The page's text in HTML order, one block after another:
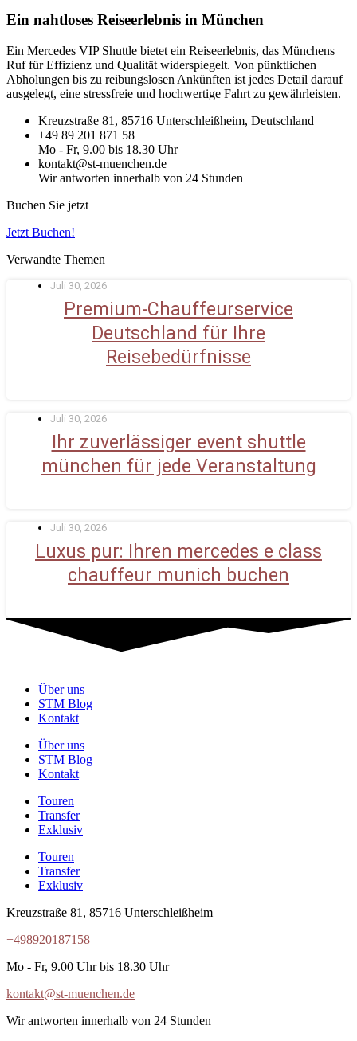
Ein nahtloses Reiseerlebnis in München
Ein Mercedes VIP Shuttle bietet ein Reiseerlebnis, das Münchens
Ruf für Effizienz und Qualität widerspiegelt. Von pünktlichen
Abholungen bis zu reibungslosen Ankünften ist jedes Detail darauf
ausgelegt, eine stressfreie und hochwertige Fahrt zu gewährleisten.
Kreuzstraße 81, 85716 Unterschleißheim, Deutschland
+49 89 201 871 58
Mo - Fr, 9.00 bis 18.30 Uhr
kontakt@st-muenchen.de
Wir antworten innerhalb von 24 Stunden
Buchen Sie jetzt
Jetzt Buchen!
Verwandte Themen
Juli 30, 2026
Premium-Chauffeurservice
Deutschland für Ihre
Reisebedürfnisse
Juli 30, 2026
Ihr zuverlässiger event shuttle
münchen für jede Veranstaltung
Juli 30, 2026
Luxus pur: Ihren mercedes e class
chauffeur munich buchen
Über uns
STM Blog
Kontakt
Über uns
STM Blog
Kontakt
Touren
Transfer
Exklusiv
Touren
Transfer
Exklusiv
Kreuzstraße 81, 85716 Unterschleißheim
+498920187158
Mo - Fr, 9.00 Uhr bis 18.30 Uhr
kontakt@st-muenchen.de
Wir antworten innerhalb von 24 Stunden